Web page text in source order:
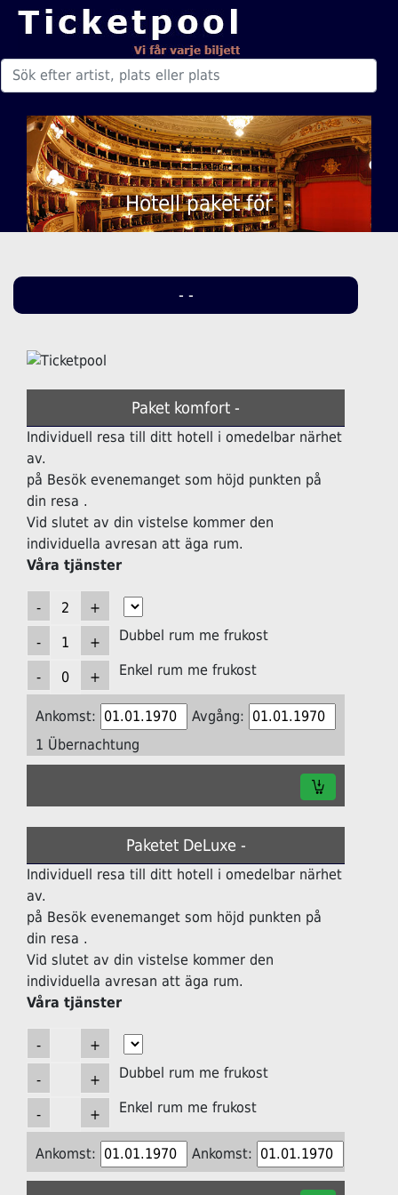
Hotell paket för
- -
Paket komfort -
Individuell resa till ditt hotell i omedelbar närhet
av.
på Besök evenemanget som höjd punkten på
din resa .
Vid slutet av din vistelse kommer den
individuella avresan att äga rum.
Våra tjänster
Dubbel rum me frukost
Enkel rum me frukost
Ankomst:
Avgång:
1 Übernachtung
Paketet DeLuxe -
Individuell resa till ditt hotell i omedelbar närhet
av.
på Besök evenemanget som höjd punkten på
din resa .
Vid slutet av din vistelse kommer den
individuella avresan att äga rum.
Våra tjänster
Dubbel rum me frukost
Enkel rum me frukost
Ankomst: Ankomst: